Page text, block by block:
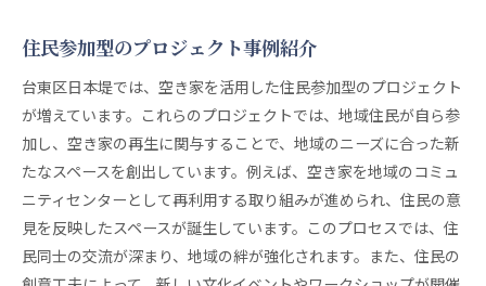
歴史的建物の保存とリノベーション事例
文化遺産を活用した新ビジネスモデル
観光資源としての歴史的空き家の活用
歴史的価値と現代的実用性の両立
地域文化を反映したデザインの採用
歴史資産を次世代に繋ぐ取り組み
持続可能なまちづくりを目指す空き家対策の成果と課
題
住民参加型のプロジェクト事例紹介
台東区日本堤では、空き家を活用した住民参加型のプロジェクト
が増えています。これらのプロジェクトでは、地域住民が自ら参
加し、空き家の再生に関与することで、地域のニーズに合った新
たなスペースを創出しています。例えば、空き家を地域のコミュ
ニティセンターとして再利用する取り組みが進められ、住民の意
見を反映したスペースが誕生しています。このプロセスでは、住
民同士の交流が深まり、地域の絆が強化されます。また、住民の